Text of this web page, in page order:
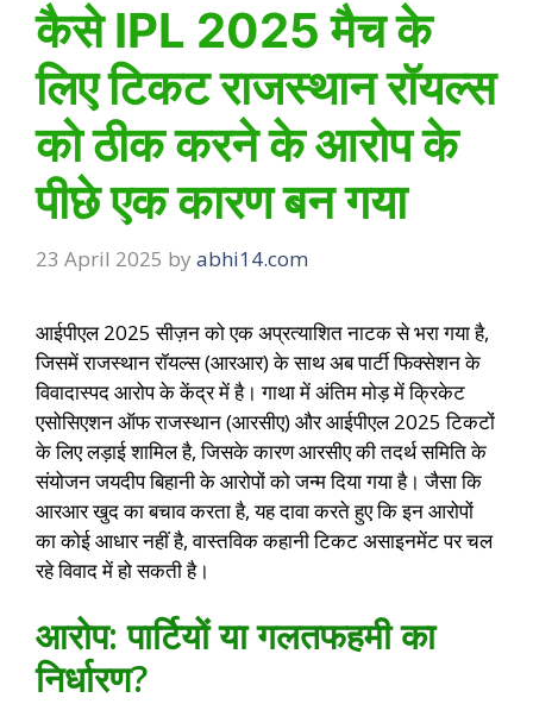
कैसे IPL 2025 मैच के
लिए टिकट राजस्थान रॉयल्स
को ठीक करने के आरोप के
पीछे एक कारण बन गया
23 April 2025 by abhi14.com
आईपीएल 2025 सीज़न को एक अप्रत्याशित नाटक से भरा गया है,
जिसमें राजस्थान रॉयल्स (आरआर) के साथ अब पार्टी फिक्सेशन के
विवादास्पद आरोप के केंद्र में है। गाथा में अंतिम मोड़ में क्रिकेट
एसोसिएशन ऑफ राजस्थान (आरसीए) और आईपीएल 2025 टिकटों
के लिए लड़ाई शामिल है, जिसके कारण आरसीए की तदर्थ समिति के
संयोजन जयदीप बिहानी के आरोपों को जन्म दिया गया है। जैसा कि
आरआर खुद का बचाव करता है, यह दावा करते हुए कि इन आरोपों
का कोई आधार नहीं है, वास्तविक कहानी टिकट असाइनमेंट पर चल
रहे विवाद में हो सकती है।
आरोप: पार्टियों या गलतफहमी का
निर्धारण?